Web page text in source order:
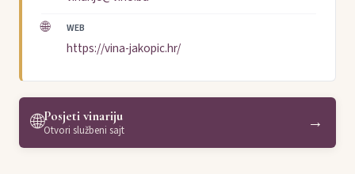
🌐 WEB
https://vina-jakopic.hr/
🌐Posjeti vinariju
Otvori službeni sajt →